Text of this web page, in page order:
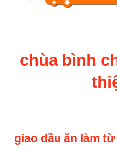
chùa bình
giao dầu ăn làm